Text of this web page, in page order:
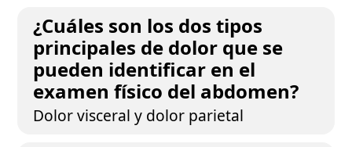
¿Cuáles son los dos tipos
principales de dolor que se
pueden identificar en el
examen físico del abdomen?
Dolor visceral y dolor parietal